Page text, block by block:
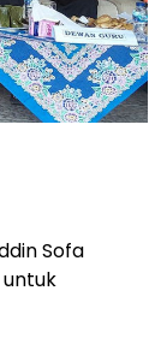
Sofa
untuk